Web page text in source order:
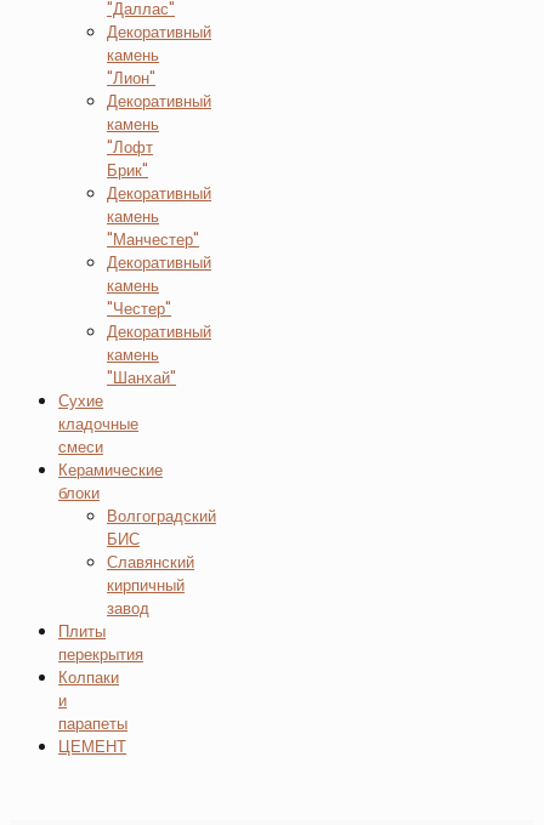
"Даллас"
Декоративный
камень
"Лион"
Декоративный
камень
"Лофт
Брик"
Декоративный
камень
"Манчестер"
Декоративный
камень
"Честер"
Декоративный
камень
"Шанхай"
Сухие
кладочные
смеси
Керамические
блоки
Волгоградский
БИС
Славянский
кирпичный
завод
Плиты
перекрытия
Колпаки
и
парапеты
ЦЕМЕНТ